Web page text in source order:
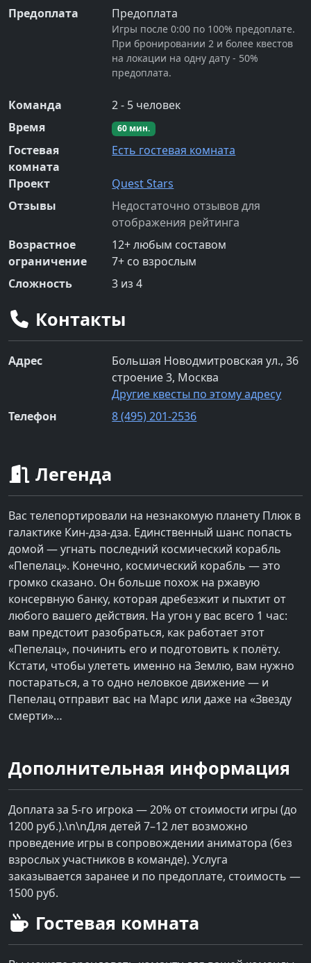
Предоплата
Предоплата
Игры после 0:00 по 100% предоплате.
При бронировании 2 и более квестов
на локации на одну дату - 50%
предоплата.
Команда 2- 5 человек
Время
60 мин.
Гостевая
комната
Есть гостевая комната
Проект
Quest Stars
Отзывы
Недостаточно отзывов для
отображения рейтинга
Возрастное
ограничение
12+любым составом
7+ со взрослым
Сложность
3 из 4
Контакты
Адрес
Большая Новодмитровская ул., 36
строение 3, Москва
Другие квесты по этому адресу
Телефон
8 (495) 201-2536
Легенда
Вас телепортировали на незнакомую планету Плюк в
галактике Кин-дза-дза. Единственный шанс попасть
домой — угнать последний космический корабль
«Пепелац». Конечно, космический корабль — это
громко сказано. Он больше похож на ржавую
консервную банку, которая дребезжит и пыхтит от
любого вашего действия. На угон у вас всего 1 час:
вам предстоит разобраться, как работает этот
«Пепелац», починить его и подготовить к полёту.
Кстати, чтобы улететь именно на Землю, вам нужно
постараться, а то одно неловкое движение — и
Пепелац отправит вас на Марс или даже на «Звезду
смерти»…
Дополнительная информация
Доплата за 5-го игрока — 20% от стоимости игры (до
1200 руб.).\n\nДля детей 7–12 лет возможно
проведение игры в сопровождении аниматора (без
взрослых участников в команде). Услуга
заказывается заранее и по предоплате, стоимость —
1500 руб.
Гостевая комната